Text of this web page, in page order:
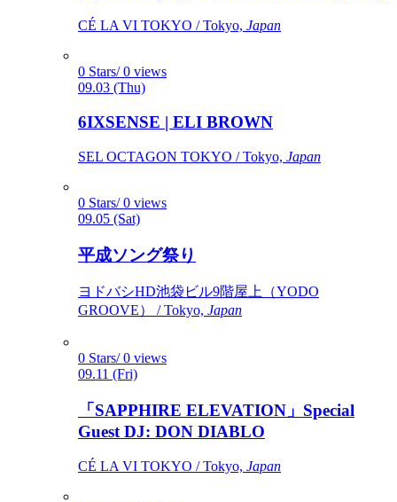
CÉ LA VI TOKYO / Tokyo, Japan
0 Stars/ 0 views
09.03 (Thu)
6IXSENSE | ELI BROWN
SEL OCTAGON TOKYO / Tokyo, Japan
0 Stars/ 0 views
09.05 (Sat)
平成ソング祭り
ヨドバシHD池袋ビル9階屋上（YODO
GROOVE） / Tokyo, Japan
0 Stars/ 0 views
09.11 (Fri)
「SAPPHIRE ELEVATION」Special
Guest DJ: DON DIABLO
CÉ LA VI TOKYO / Tokyo, Japan